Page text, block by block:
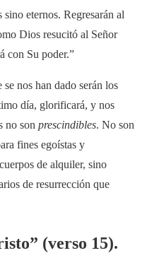
eternos. Regresarán al
Dios resucitó al Señor
con Su poder.”
se nos han dado serán los
día, glorificará, y nos
no son prescindibles. No son
fines egoístas y
de alquiler, sino
de resurrección que
(verso 15).